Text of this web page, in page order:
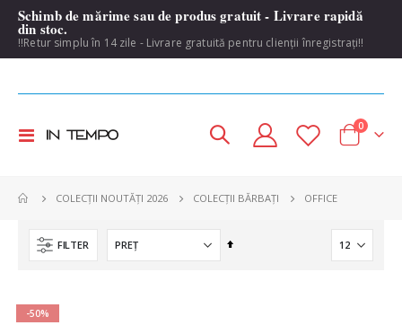
Schimb de mărime sau de produs gratuit - Livrare rapidă
din stoc.
!!Retur simplu în 14 zile - Livrare gratuită pentru clienții înregistrați!!
Toggle
Cart
0items
COLECȚII NOUTĂȚI 2026 COLECȚII BĂRBAȚI OFFICE
FILTER
Set
-50%